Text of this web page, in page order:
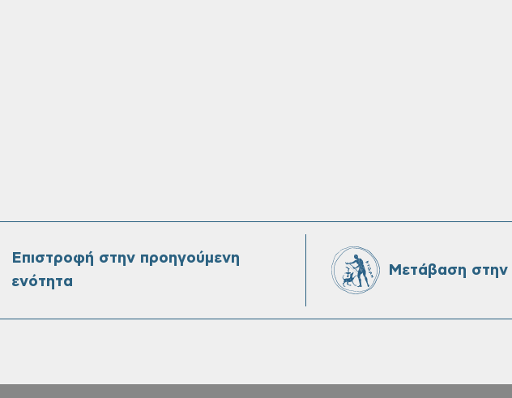
Επιστροφή στην προηγούμενη
ενότητα
Μετάβαση στην